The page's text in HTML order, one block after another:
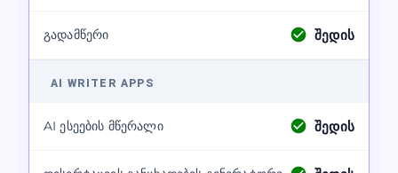
გადამწერი შედის
AI WRITER APPS
AI ესეების მწერალი შედის